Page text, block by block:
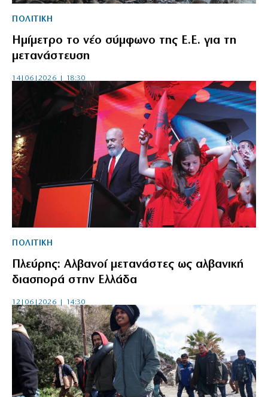
ΠΟΛΙΤΙΚΗ
Ημίμετρο το νέο σύμφωνο της Ε.Ε. για τη
μετανάστευση
14|06|2026 | 18:30
ΠΟΛΙΤΙΚΗ
Πλεύρης: Αλβανοί μετανάστες ως αλβανική
διασπορά στην Ελλάδα
12|06|2026 | 14:30